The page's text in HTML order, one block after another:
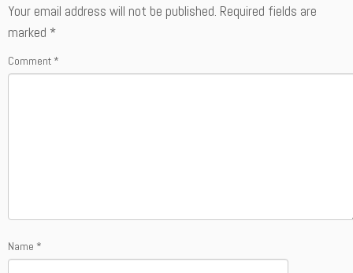
Your email address will not be published. Required fields are
marked *
Comment *
Name *